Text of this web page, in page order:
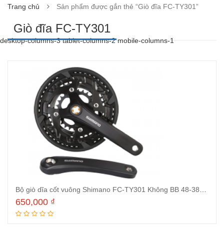
Trang chủ Sản phẩm được gắn thẻ “Giò đĩa FC-TY301”
Giò đĩa FC-TY301
desktop-columns-3 tablet-columns-2 mobile-columns-1
650,000 ₫